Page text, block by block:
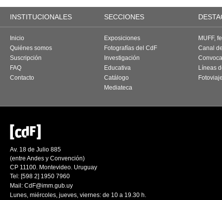
INSTITUCIONALES SECCIONES
Inicio
Quiénes somos
Suscripción
FAQ
Contacto
Exposiciones
Fotografías del CdF
Investigación
Educativa
Catálogo
Mediateca
MUFF,
Canal
Líneas
Av. 18 de Julio 885
(entre Andes y Convención)
CP 11100. Montevideo. Uruguay
Tel: [598 2] 1950 7960
Mail: CdF@imm.gub.uy
Lunes, miércoles, jueves, viernes: de 10 a 19.30 h.